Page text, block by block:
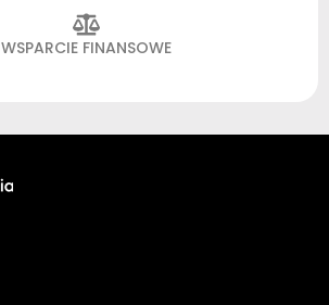
WSPARCIE FINANSOWE